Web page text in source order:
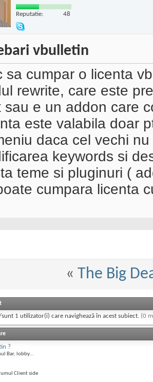
Reputatie: 48
vbulletin
sa cumpar o licenta
rewrite, care este
sau e un addon care
este valabila doar
daca cel vechi
keywords si
teme si pluginuri (
cumpara licenta
« The Big
1 utilizator(i) care navighează în acest subiect. (0
?
Bar, lobby...
Client side